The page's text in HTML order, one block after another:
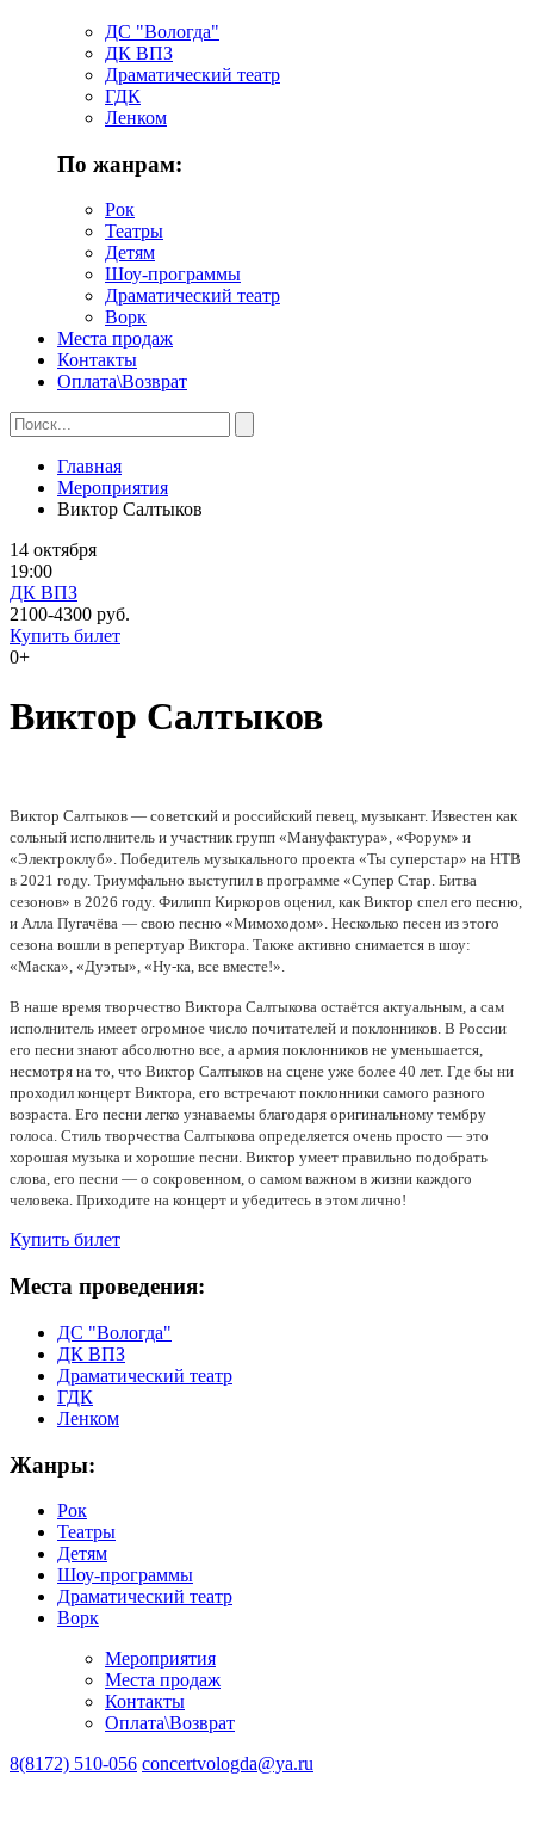
ДС "Вологда"
ДК ВПЗ
Драматический театр
ГДК
Ленком
По жанрам:
Рок
Театры
Детям
Шоу-программы
Драматический театр
Ворк
Места продаж
Контакты
Оплата\Возврат
Главная
Мероприятия
Виктор Салтыков
14 октября
19:00
ДК ВПЗ
2100-4300 руб.
Купить билет
0+
Виктор Салтыков
Виктор Салтыков — советский и российский певец, музыкант. Известен как
сольный исполнитель и участник групп «Мануфактура», «Форум» и
«Электроклуб». Победитель музыкального проекта «Ты суперстар» на НТВ
в 2021 году. Триумфально выступил в программе «Супер Стар. Битва
сезонов» в 2026 году. Филипп Киркоров оценил, как Виктор спел его песню,
и Алла Пугачёва — свою песню «Мимоходом». Несколько песен из этого
сезона вошли в репертуар Виктора. Также активно снимается в шоу:
«Маска», «Дуэты», «Ну-ка, все вместе!».
В наше время творчество Виктора Салтыкова остаётся актуальным, а сам
исполнитель имеет огромное число почитателей и поклонников. В России
его песни знают абсолютно все, а армия поклонников не уменьшается,
несмотря на то, что Виктор Салтыков на сцене уже более 40 лет. Где бы ни
проходил концерт Виктора, его встречают поклонники самого разного
возраста. Его песни легко узнаваемы благодаря оригинальному тембру
голоса. Стиль творчества Салтыкова определяется очень просто — это
хорошая музыка и хорошие песни. Виктор умеет правильно подобрать
слова, его песни — о сокровенном, о самом важном в жизни каждого
человека. Приходите на концерт и убедитесь в этом лично!
Купить билет
Места проведения:
ДС "Вологда"
ДК ВПЗ
Драматический театр
ГДК
Ленком
Жанры:
Рок
Театры
Детям
Шоу-программы
Драматический театр
Ворк
Мероприятия
Места продаж
Контакты
Оплата\Возврат
8(8172) 510-056 concertvologda@ya.ru